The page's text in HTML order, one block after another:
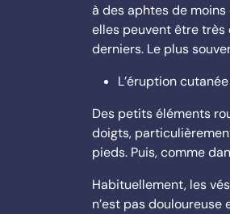
à des aphtes de
elles peuvent être très
derniers. Le plus
L’éruption
Des petits éléments
doigts,
pieds. Puis, comme
Habituellement, les
n’est pas